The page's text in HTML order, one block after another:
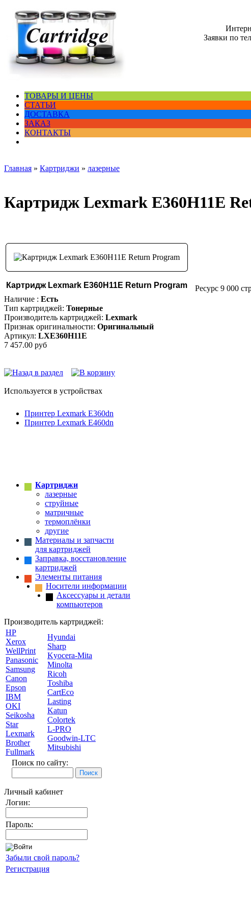
Заявки по
ТОВАРЫ И ЦЕНЫ
СТАТЬИ
ДОСТАВКА
ЗАКАЗ
КОНТАКТЫ
Главная » Картриджи » лазерные
Картридж Lexmark E360H11E
Картридж Lexmark E360H11E Return Program
Ресурс 9 000
Наличие : Есть
Тип картриджей: Тонерные
Производитель картриджей: Lexmark
Признак оригинальности: Оригинальный
Артикул: LXE360H11E
7 457.00 руб
Используется в устройствах
Принтер Lexmark E360dn
Принтер Lexmark E460dn
Картриджи
лазерные
струйные
матричные
термоплёнки
другие
Материалы и запчасти
для картриджей
Заправка, восстановление
картриджей
Элементы питания
Носители информации
Аксессуары и детали
компьютеров
Производитель картриджей:
HP
Xerox
WellPrint
Panasonic
Samsung
Canon
Epson
IBM
OKI
Seikosha
Star
Lexmark
Brother
Fullmark
Hyundai
Sharp
Kyocera-Mita
Minolta
Ricoh
Toshiba
CartEco
Lasting
Katun
Colortek
L-PRO
Goodwin-LTC
Mitsubishi
Поиск по сайту:
Личный кабинет
Логин:
Пароль:
Забыли свой пароль?
Регистрация